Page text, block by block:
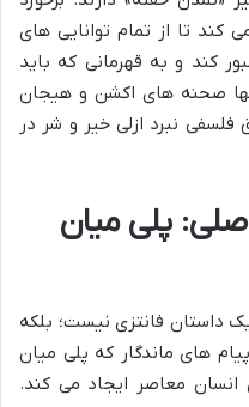
کند تا از تمام توانایی های
کند و به قهرمانی که باید
صحنه های اکشن و هیجان
فلسفی نبرد ازلی خیر و شر در
پلی میان
داستان فانتزی نیست؛ بلکه
های ماندگار که پلی میان
معاصر ایجاد می کند.